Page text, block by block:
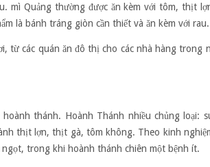
Hội
An
mì Quảng thường được ăn kèm với tôm, thịt
là bánh tráng giòn cần thiết và ăn kèm với rau.
từ các quán ăn đô thị cho các nhà hàng trong
thánh. Hoành Thánh nhiều chủng loại:
thịt lợn, thịt gà, tôm không. Theo kinh
trong khi hoành thánh chiên một bệnh ít.